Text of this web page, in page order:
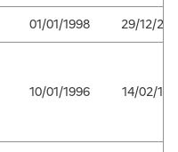
01/01/1998 29/12/
10/01/1996 14/02/